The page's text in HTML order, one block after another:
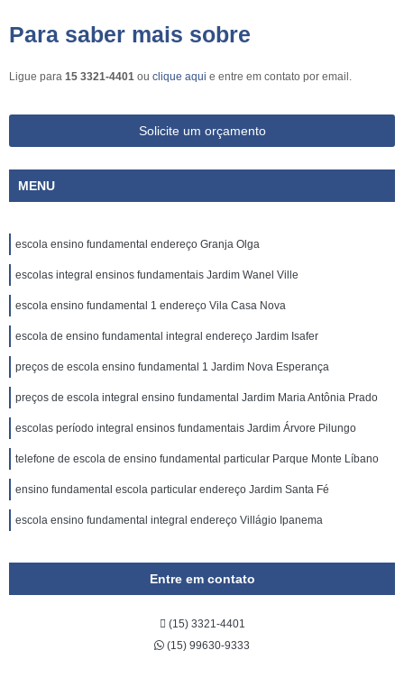
Para saber mais sobre
Ligue para 15 3321-4401 ou clique aqui e entre em contato por email.
Solicite um orçamento
MENU
escola ensino fundamental endereço Granja Olga
escolas integral ensinos fundamentais Jardim Wanel Ville
escola ensino fundamental 1 endereço Vila Casa Nova
escola de ensino fundamental integral endereço Jardim Isafer
preços de escola ensino fundamental 1 Jardim Nova Esperança
preços de escola integral ensino fundamental Jardim Maria Antônia Prado
escolas período integral ensinos fundamentais Jardim Árvore Pilungo
telefone de escola de ensino fundamental particular Parque Monte Líbano
ensino fundamental escola particular endereço Jardim Santa Fé
escola ensino fundamental integral endereço Villágio Ipanema
Entre em contato
(15) 3321-4401
(15) 99630-9333